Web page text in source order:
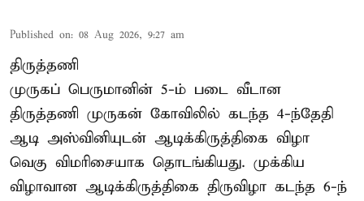
Published on: 08 Aug 2026, 9:27 am
திருத்தணி
முருகப் பெருமானின் 5-ம் படை வீடான
திருத்தணி முருகன் கோவிலில் கடந்த 4-ந்தேதி
ஆடி அஸ்வினியுடன் ஆடிக்கிருத்திகை விழா
வெகு விமரிசையாக தொடங்கியது. முக்கிய
விழாவான ஆடிக்கிருத்திகை திருவிழா கடந்த 6-ந்